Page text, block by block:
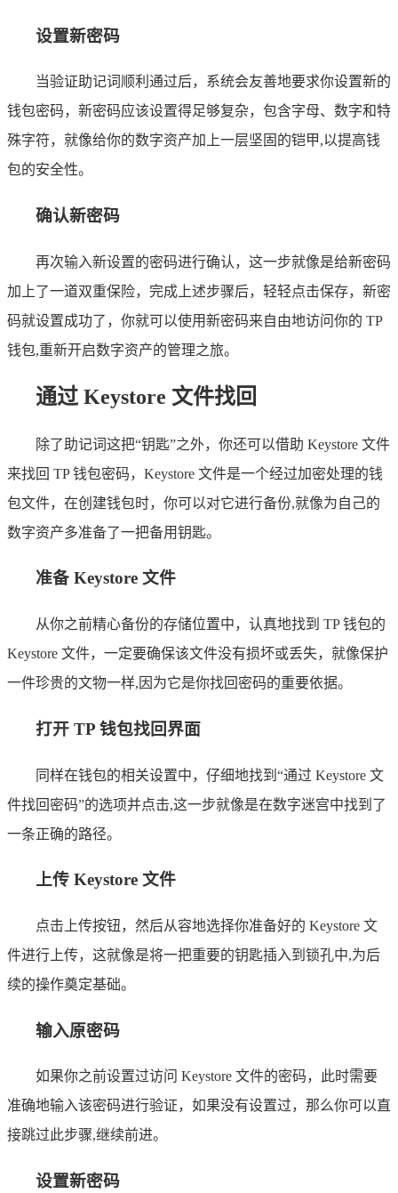
设置新密码
当验证助记词顺利通过后，系统会友善地要求你设置新的
钱包密码，新密码应该设置得足够复杂，包含字母、数字和特
殊字符，就像给你的数字资产加上一层坚固的铠甲,以提高钱
包的安全性。
确认新密码
再次输入新设置的密码进行确认，这一步就像是给新密码
加上了一道双重保险，完成上述步骤后，轻轻点击保存，新密
码就设置成功了，你就可以使用新密码来自由地访问你的 TP
钱包,重新开启数字资产的管理之旅。
通过 Keystore 文件找回
除了助记词这把“钥匙”之外，你还可以借助 Keystore 文件
来找回 TP 钱包密码，Keystore 文件是一个经过加密处理的钱
包文件，在创建钱包时，你可以对它进行备份,就像为自己的
数字资产多准备了一把备用钥匙。
准备 Keystore 文件
从你之前精心备份的存储位置中，认真地找到 TP 钱包的
Keystore 文件，一定要确保该文件没有损坏或丢失，就像保护
一件珍贵的文物一样,因为它是你找回密码的重要依据。
打开 TP 钱包找回界面
同样在钱包的相关设置中，仔细地找到“通过 Keystore 文
件找回密码”的选项并点击,这一步就像是在数字迷宫中找到了
一条正确的路径。
上传 Keystore 文件
点击上传按钮，然后从容地选择你准备好的 Keystore 文
件进行上传，这就像是将一把重要的钥匙插入到锁孔中,为后
续的操作奠定基础。
输入原密码
如果你之前设置过访问 Keystore 文件的密码，此时需要
准确地输入该密码进行验证，如果没有设置过，那么你可以直
接跳过此步骤,继续前进。
设置新密码